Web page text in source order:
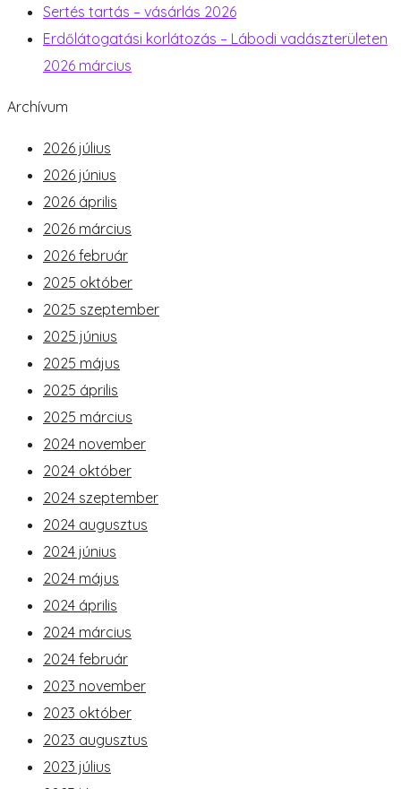
Sertés tartás – vásárlás 2026
Erdőlátogatási korlátozás – Lábodi vadászterületen
2026 március
Archívum
2026 július
2026 június
2026 április
2026 március
2026 február
2025 október
2025 szeptember
2025 június
2025 május
2025 április
2025 március
2024 november
2024 október
2024 szeptember
2024 augusztus
2024 június
2024 május
2024 április
2024 március
2024 február
2023 november
2023 október
2023 augusztus
2023 július